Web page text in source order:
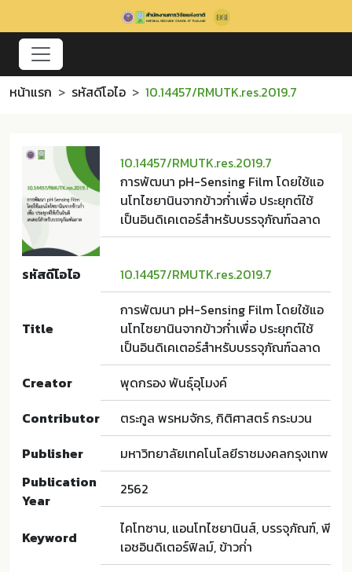
หน้าแรก รหัสดีโอไอ 10.14457/RMUTK.res.2019.7
10.14457/RMUTK.res.2019.7
การพัฒนา pH-Sensing Film โดยใช้แอ
นโทไซยานินจากข้าวก่ำเพื่อ ประยุกต์ใช้
เป็นอินดิเคเตอร์สำหรับบรรจุภัณฑ์ฉลาด
รหัสดีโอไอ 10.14457/RMUTK.res.2019.7
Title
การพัฒนา pH-Sensing Film โดยใช้แอ
นโทไซยานินจากข้าวก่ำเพื่อ ประยุกต์ใช้
เป็นอินดิเคเตอร์สำหรับบรรจุภัณฑ์ฉลาด
Creator
พุดกรอง พันธุ์อุโมงค์
Contributor
ตระกูล พรหมจักร, กิติศาสตร์ กระบวน
Publisher
มหาวิทยาลัยเทคโนโลยีราชมงคลกรุงเทพ
Publication
Year
2562
Keyword
ไคโทซาน, แอนโทไซยานินส์, บรรจุภัณฑ์, พี
เอชอินดิเตอร์ฟิลม์, ข้าวก่่า